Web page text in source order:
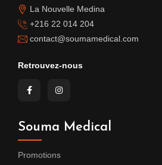
La Nouvelle Medina
+216 22 014 204
contact@soumamedical.com
Retrouvez-nous
Souma Medical
Promotions